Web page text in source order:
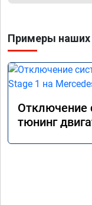
Примеры наших
Отключение
тюнинг